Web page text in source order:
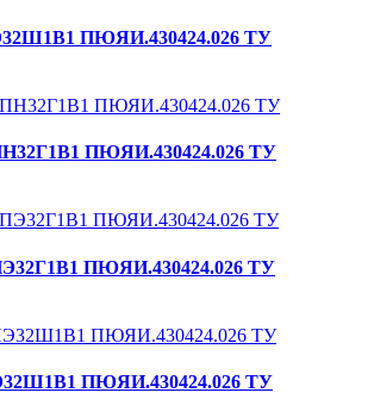
ПЮЯИ.430424.026 ТУ
ПЮЯИ.430424.026 ТУ
ПЮЯИ.430424.026 ТУ
ПЮЯИ.430424.026 ТУ